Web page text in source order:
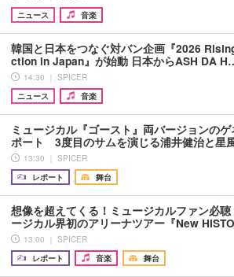
ニュース
音楽
韓国と日本をつなぐ対バン企画『2026
ction in Japan』が始動 日本からASH DA
14:30 ｜ SPICER
ニュース
音楽
ミュージカル『ゴースト』両バージョンの
ポート 3度目のサムを演じる浦井健治と星
13:30 ｜ SPICER
レポート
舞台
想像を超えてくる！ミュージカルファン必聴
ージカル界初のアリーナツアー『New
13:00 ｜ SPICER
レポート
音楽 舞台